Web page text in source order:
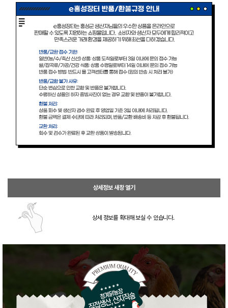
상세정보 새창 열기
상세 정보를 확대해 보실 수 있습니다.